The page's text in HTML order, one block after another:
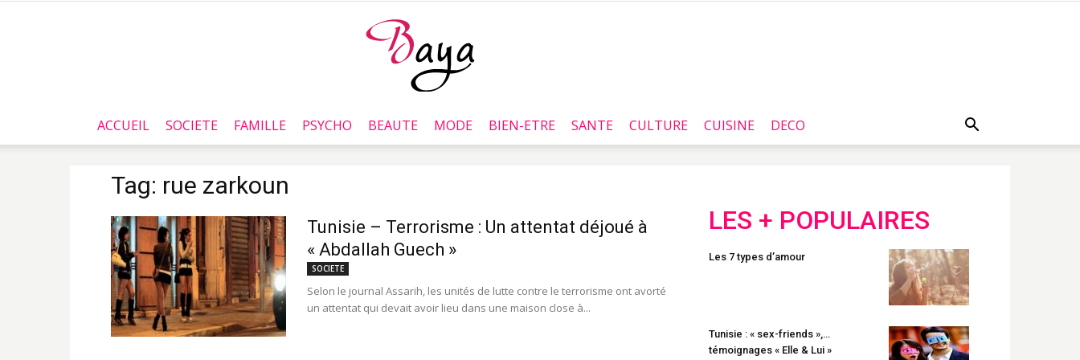
Baya.tn
ACCUEIL SOCIETE FAMILLE PSYCHO BEAUTE MODE BIEN-ETRE SANTE CULTURE CUISINE DECO
Tag: rue zarkoun
Tunisie – Terrorisme : Un attentat déjoué à
« Abdallah Guech »
SOCIETE
Selon le journal Assarih, les unités de lutte contre le terrorisme ont avorté
un attentat qui devait avoir lieu dans une maison close à...
LES + POPULAIRES
Les 7 types d’amour
Tunisie : « sex-friends »,…
témoignages « Elle & Lui »